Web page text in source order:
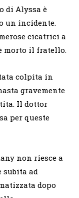
di Alyssa è
un incidente.
cicatrici a
morto il fratello.
colpita in
gravemente
Il dottor
per queste
non riesce a
subita ad
dopo